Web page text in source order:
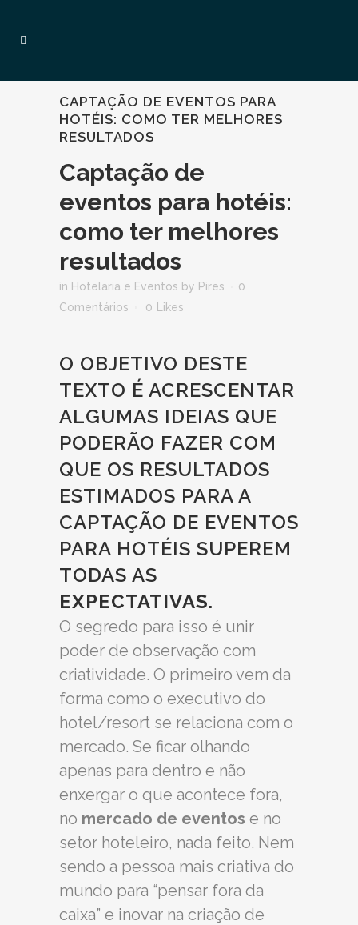
CAPTAÇÃO DE EVENTOS PARA
HOTÉIS: COMO TER MELHORES
RESULTADOS
Captação de
eventos para hotéis:
como ter melhores
resultados
in Hotelaria e Eventos by Pires
0
Comentários
0 Likes
O OBJETIVO DESTE
TEXTO É ACRESCENTAR
ALGUMAS IDEIAS QUE
PODERÃO FAZER COM
QUE OS RESULTADOS
ESTIMADOS PARA A
CAPTAÇÃO DE EVENTOS
PARA HOTÉIS SUPEREM
TODAS AS
EXPECTATIVAS.
O segredo para isso é unir
poder de observação com
criatividade. O primeiro vem da
forma como o executivo do
hotel/resort se relaciona com o
mercado. Se ficar olhando
apenas para dentro e não
enxergar o que acontece fora,
no mercado de eventos e no
setor hoteleiro, nada feito. Nem
sendo a pessoa mais criativa do
mundo para “pensar fora da
caixa” e inovar na criação de